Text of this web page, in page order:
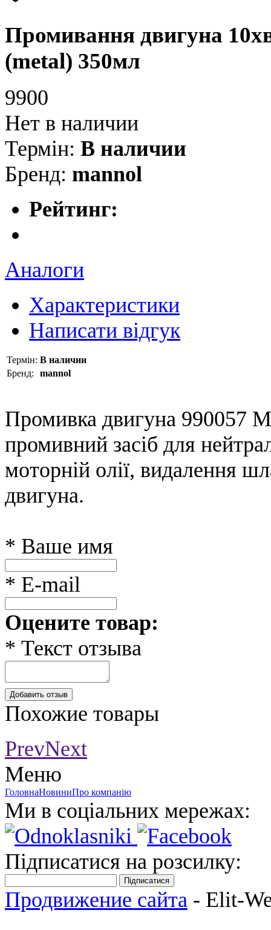
Промивання двигуна
(metal) 350мл
9900
Нет в наличии
Термін: В наличии
Бренд: mannol
Рейтинг:
Аналоги
Характеристики
Написати відгук
Термін: В наличии
Бренд:
mannol
Промивка двигуна 990057
промивний засіб для
моторній олії, видалення
двигуна.
* Ваше имя
* E-mail
Оцените товар:
* Текст отзыва
Добавить отзыв
Похожие товары
PrevNext
Меню
ГоловнаНовиниПро компанію
Ми в соціальних мережах:
Підписатися на розсилку:
Підписатися
Продвижение сайта - Elit-